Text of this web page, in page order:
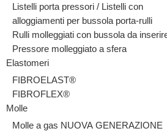
Listelli porta pressori / Listelli con
alloggiamenti per bussola porta-rulli
Rulli molleggiati con bussola da
Pressore molleggiato a sfera
Elastomeri
FIBROELAST®
FIBROFLEX®
Molle
Molle a gas NUOVA GENERAZIONE